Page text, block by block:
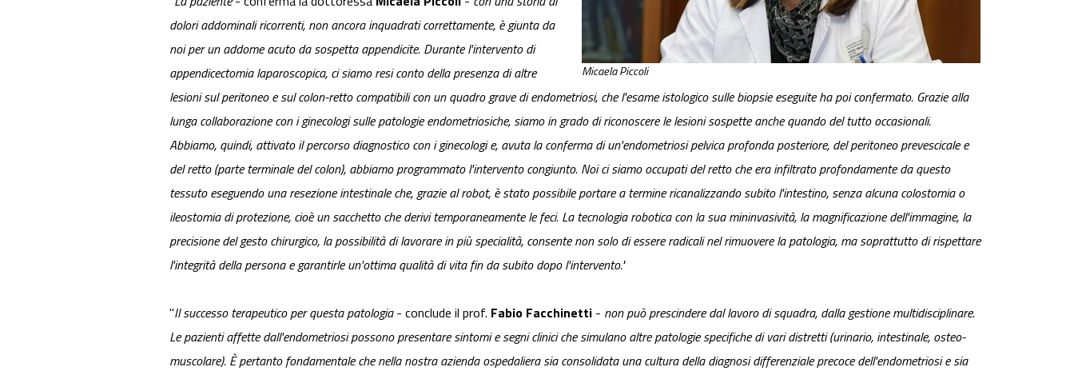
Micaela Piccoli
dolori addominali ricorrenti, non ancora inquadrati correttamente, è giunta da
noi per un addome acuto da sospetta appendicite. Durante l'intervento di
appendicectomia laparoscopica, ci siamo resi conto della presenza di altre
lesioni sul peritoneo e sul colon-retto compatibili con un quadro grave di endometriosi, che l'esame istologico sulle biopsie eseguite ha poi confermato. Grazie alla
lunga collaborazione con i ginecologi sulle patologie endometriosiche, siamo in grado di riconoscere le lesioni sospette anche quando del tutto occasionali.
Abbiamo, quindi, attivato il percorso diagnostico con i ginecologi e, avuta la conferma di un'endometriosi pelvica profonda posteriore, del peritoneo prevescicale e
del retto (parte terminale del colon), abbiamo programmato l'intervento congiunto. Noi ci siamo occupati del retto che era infiltrato profondamente da questo
tessuto eseguendo una resezione intestinale che, grazie al robot, èstato possibile portare a termine ricanalizzando subito l'intestino, senza alcuna colostomia o
ileostomia di protezione, cioè un sacchetto che derivi temporaneamente le feci. La tecnologia robotica con la sua mininvasività, la magnificazione dell'immagine, la
precisione del gesto chirurgico, la possibilità di lavorare in più specialità, consente non solo di essere radicali nel rimuovere la patologia, ma soprattutto di rispettare
l'integrità della persona e garantirle un'ottima qualità di vita fin da subito dopo l'intervento."
"Il successo terapeutico per questa patologia- conclude il prof. Fabio Facchinetti - non può prescindere dal lavoro di squadra, dalla gestione multidisciplinare.
Le pazienti affette dall'endometriosi possono presentare sintomi e segni clinici che simulano altre patologie specifiche di vari distretti (urinario, intestinale, osteo-
muscolare). È pertanto fondamentale che nella nostra azienda ospedaliera sia consolidata una cultura della diagnosi differenziale precoce dell'endometriosi e sia